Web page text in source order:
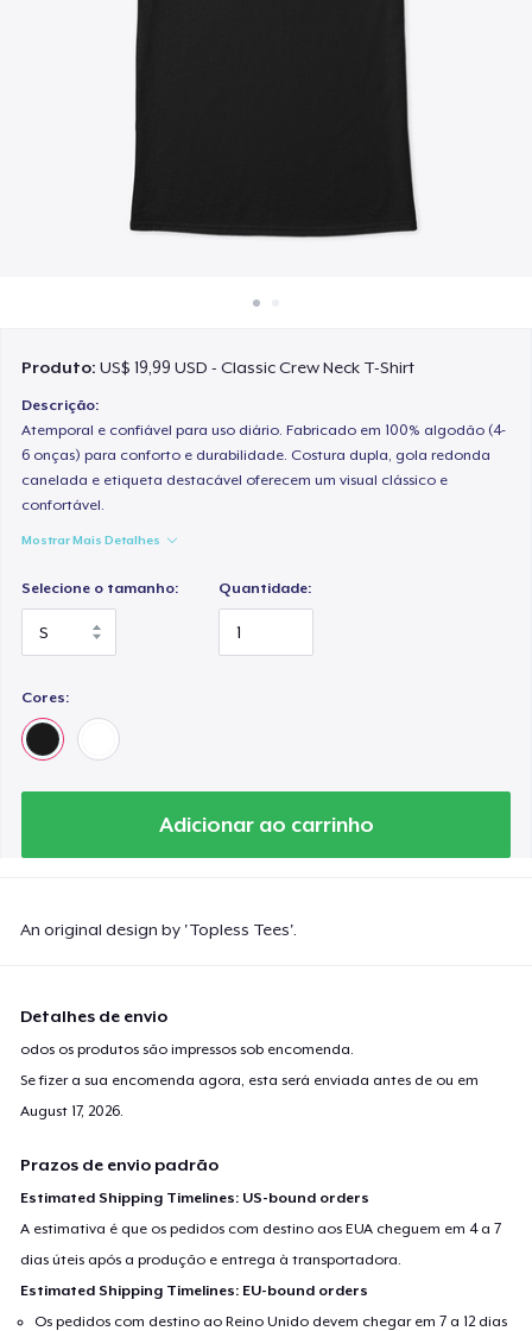
Produto:US$ 19,99 USD - Classic Crew Neck T-Shirt
Descrição:
Atemporal e confiável para uso diário. Fabricado em 100% algodão (4-
6 onças) para conforto e durabilidade. Costura dupla, gola redonda
canelada e etiqueta destacável oferecem um visual clássico e
confortável.
Mostrar Mais Detalhes
Selecione o tamanho: Quantidade:
Cores:
Adicionar ao carrinho
An original design by 'Topless Tees'.
Detalhes de envio
odos os produtos são impressos sob encomenda.
Se fizer a sua encomenda agora, esta será enviada antes de ou em
August 17, 2026
Prazos de envio padrão
Estimated Shipping Timelines: US-bound orders
A estimativa é que os pedidos com destino aos EUA cheguem em 4 a 7
dias úteis após a produção e entrega à transportadora.
Estimated Shipping Timelines: EU-bound orders
Os pedidos com destino ao Reino Unido devem chegar em 7 a 12 dias